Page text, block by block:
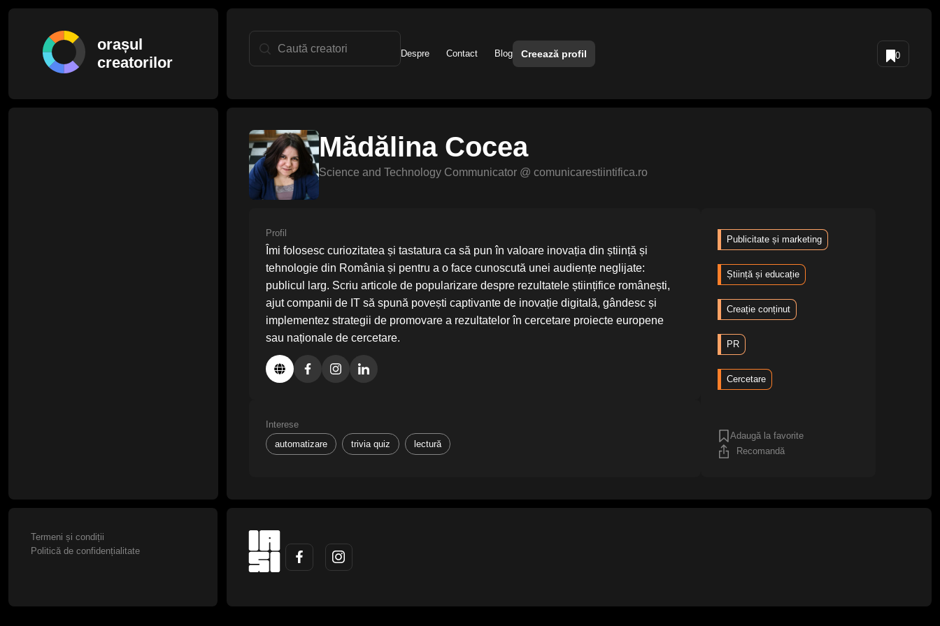
orașul
creatorilor
Despre Contact Blog Creează profil 0
Mădălina Cocea
Science and Technology Communicator @ comunicarestiintifica.ro
Profil
Îmi folosesc curiozitatea și tastatura ca să pun în valoare inovația din știință și
tehnologie din România și pentru a o face cunoscută unei audiențe neglijate:
publicul larg. Scriu articole de popularizare despre rezultatele științifice românești,
ajut companii de IT să spună povești captivante de inovație digitală, gândesc și
implementez strategii de promovare a rezultatelor în cercetare proiecte europene
sau naționale de cercetare.
Interese
automatizare
trivia quiz lectură
Publicitate și marketing
Știință și educație
Creație conținut
PR
Cercetare
Adaugă la favorite
Recomandă
Termeni și condiții
Politică de confidențialitate